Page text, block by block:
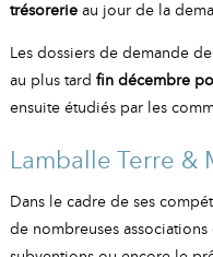
trésorerieau jour de la
Les dossiers de demande
au plus tard fin décembre
ensuite étudiés par les
Lamballe Terre &
Dans le cadre de ses
de nombreuses